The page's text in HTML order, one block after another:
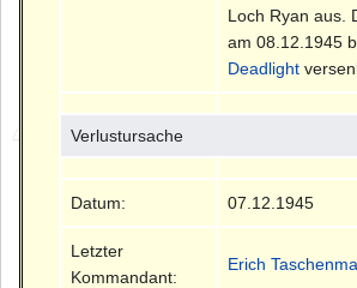
Loch Ryan aus.
am 08.12.1945
Deadlight
Verlustursache
Datum: 07.12.1945
Letzter
Kommandant:
Erich